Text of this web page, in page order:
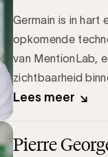
Germain is in hart
opkomende
van MentionLab,
zichtbaarheid
Lees meer
Pierre